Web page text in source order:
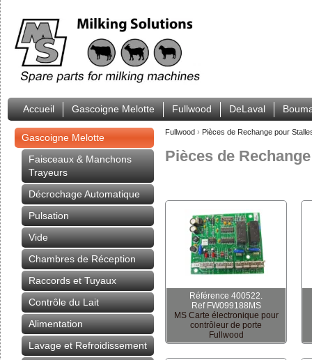
Accueil Gascoigne Melotte Fullwood DeLaval
Gascoigne Melotte
Faisceaux & Manchons
Trayeurs
Décrochage Automatique
Pulsation
Vide
Chambres de Réception
Raccords et Tuyaux
Contrôle du Lait
Alimentation
Lavage et Refroidissement
Fullwood › Pièces de Rechange pour
Pièces de
Référence 400522.
Ref FW099188MS
MS Carte électronique pour
contrôleur de porte
Fullwood